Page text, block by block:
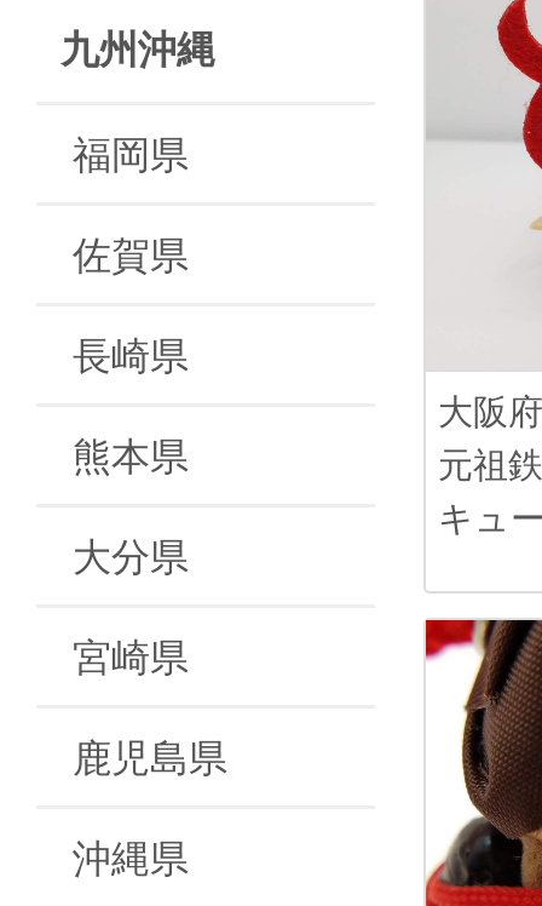
九州沖縄
福岡県
佐賀県
長崎県
熊本県
大分県
宮崎県
鹿児島県
沖縄県
大阪府
元祖
キュ